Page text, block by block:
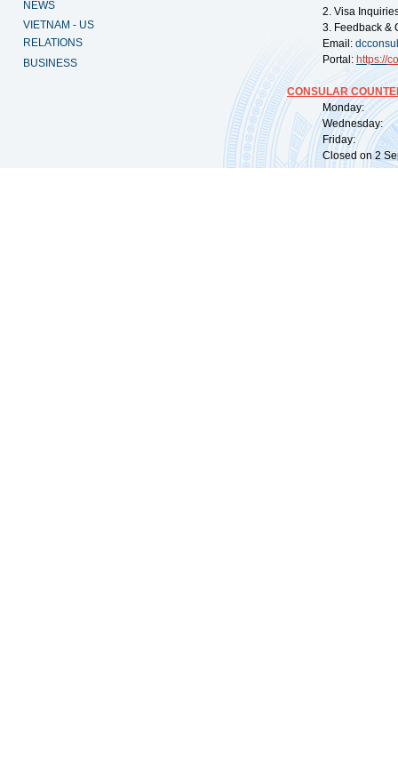
NEWS
VIETNAM - US
RELATIONS
BUSINESS
2. Visa
3. Feedback &
Email:
Portal: https://
CONSULAR
Monday:
Wednesday:
Friday:
Closed on 2